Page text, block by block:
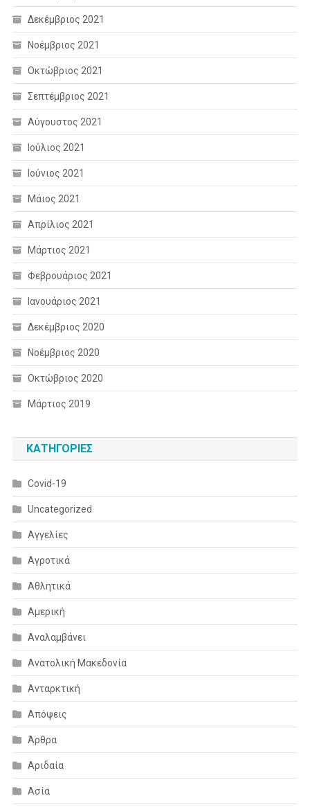
Δεκέμβριος 2021
Νοέμβριος 2021
Οκτώβριος 2021
Σεπτέμβριος 2021
Αύγουστος 2021
Ιούλιος 2021
Ιούνιος 2021
Μάιος 2021
Απρίλιος 2021
Μάρτιος 2021
Φεβρουάριος 2021
Ιανουάριος 2021
Δεκέμβριος 2020
Νοέμβριος 2020
Οκτώβριος 2020
Μάρτιος 2019
KΑΤΗΓΟΡΊΕΣ
Covid-19
Uncategorized
Αγγελίες
Αγροτικά
Αθλητικά
Αμερική
Αναλαμβάνει
Ανατολική Μακεδονία
Ανταρκτική
Απόψεις
Άρθρα
Αριδαία
Ασία